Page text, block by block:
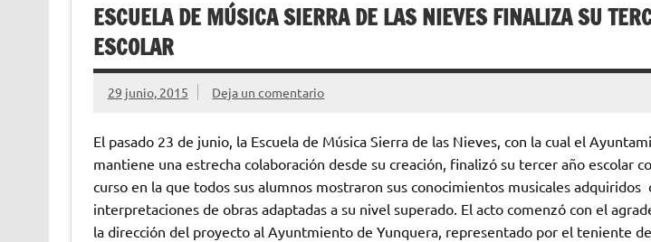
ESCUELA DE MÚSICA SIERRA DE LAS NIEVES FINALIZA SU
ESCOLAR
29 junio, 2015 Deja un comentario
El pasado 23 de junio, la Escuela de Música Sierra de las Nieves, con la cual el
mantiene una estrecha colaboración desde su creación, finalizó su tercer año escolar
curso en la que todos sus alumnos mostraron sus conocimientos musicales adquiridos
interpretaciones de obras adaptadas a su nivel superado. El acto comenzó con el
la dirección del proyecto al Ayuntmiento de Yunquera, representado por el teniente